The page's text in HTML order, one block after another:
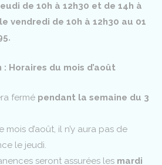
de 10h à 12h30 et de 14h à
vendredi de 10h à 12h30 au 01
Horaires du mois d’août
fermé pendant la semaine du 3
mois d’août, il n’y aura pas de
le jeudi.
seront assurées les mardi